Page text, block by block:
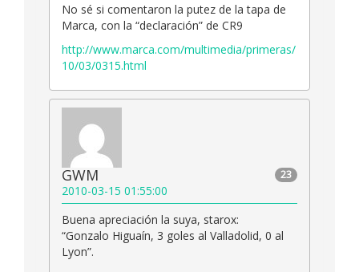
No sé si comentaron la putez de la tapa de
Marca, con la “declaración” de CR9
http://www.marca.com/multimedia/primeras/
10/03/0315.html
23
GWM
2010-03-15 01:55:00
Buena apreciación la suya, starox:
“Gonzalo Higuaín, 3 goles al Valladolid, 0 al
Lyon”.